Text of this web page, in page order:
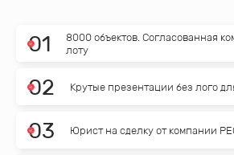
01
8000 объектов. Согласованная
лоту
02 Крутые презентации без лого
03 Юрист на сделку от компании